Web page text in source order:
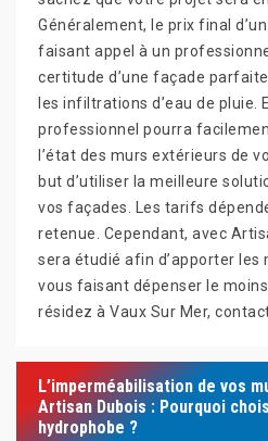
Généralement, le prix final
faisant appel à un
certitude d’une façade
les infiltrations d’eau de
professionnel pourra
l’état des murs extérieurs de
but d’utiliser la meilleure
vos façades. Les tarifs
retenue. Cependant, avec
sera étudié afin d’apporter les
vous faisant dépenser le
résidez à Vaux Sur Mer,
L’imperméabilisation de vos
Artisan Dubois : Pourquoi
hydrophobe ?